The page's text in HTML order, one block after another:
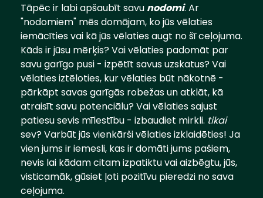
Tāpēc ir labi apšaubīt savu nodomi. Ar
"nodomiem" mēs domājam, ko jūs vēlaties
iemācīties vai kā jūs vēlaties augt no šī ceļojuma.
Kāds ir jūsu mērķis? Vai vēlaties padomāt par
savu garīgo pusi - izpētīt savus uzskatus? Vai
vēlaties iztēloties, kur vēlaties būt nākotnē -
pārkāpt savas garīgās robežas un atklāt, kā
atraisīt savu potenciālu? Vai vēlaties sajust
patiesu sevis mīlestību - izbaudiet mirkli. tikai
sev? Varbūt jūs vienkārši vēlaties izklaidēties! Ja
vien jums ir iemesli, kas ir domāti jums pašiem,
nevis lai kādam citam izpatiktu vai aizbēgtu, jūs,
visticamāk, gūsiet ļoti pozitīvu pieredzi no sava
ceļojuma.